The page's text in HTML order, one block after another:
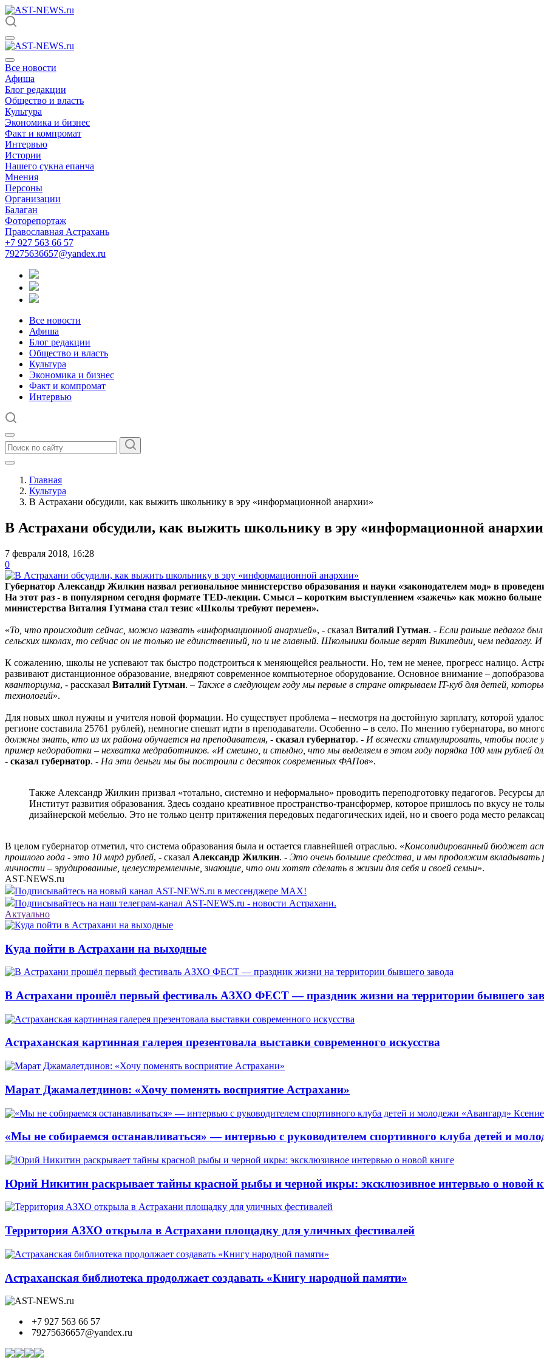
Все новости
Афиша
Блог редакции
Общество и власть
Культура
Экономика и бизнес
Факт и компромат
Интервью
Истории
Нашего сукна епанча
Мнения
Персоны
Организации
Балаган
Фоторепортаж
Православная Астрахань
+7 927 563 66 57
79275636657@yandex.ru
Все новости
Афиша
Блог редакции
Общество и власть
Культура
Экономика и бизнес
Факт и компромат
Интервью
Главная
Культура
В Астрахани обсудили, как выжить школьнику в эру «информационной анархии»
В Астрахани обсудили, как выжить школьнику в эру «информационной
7 февраля 2018, 16:28
0
Губернатор Александр Жилкин назвал региональное министерство образования и науки «законодателем мод» в
На этот раз - в популярном сегодня формате TED-лекции. Смысл – коротким выступлением «зажечь» как можно больше
министерства Виталия Гутмана стал тезис «Школы требуют перемен».
«То, что происходит сейчас, можно назвать «информационной анархией», - сказал Виталий Гутман. - Если раньше педагог
сельских школах, то сейчас он не только не единственный, но и не главный. Школьники больше верят Википедии, чем
К сожалению, школы не успевают так быстро подстроиться к меняющейся реальности. Но, тем не менее, прогресс налицо.
развивают дистанционное образование, внедряют современное компьютерное оборудование. Основное внимание –
кванториума, - рассказал Виталий Гутман. – Также в следующем году мы первые в стране открываем IT-куб для детей,
технологий».
Для новых школ нужны и учителя новой формации. Но существует проблема – несмотря на достойную зарплату, которой
регионе составила 25761 рублей), немногие спешат идти в преподаватели. Особенно – в село. По мнению губернатора, во
должны знать, кто из их района обучается на преподавателя, - сказал губернатор. - И всячески стимулировать, чтобы после
пример недоработки – нехватка медработников. «И смешно, и стыдно, что мы выделяем в этом году порядка 100 млн рублей
- сказал губернатор. - На эти деньги мы бы построили с десяток современных ФАПов».
Также Александр Жилкин призвал «тотально, системно и неформально» проводить переподготовку педагогов. Ресурсы
Институт развития образования. Здесь создано креативное пространство-трансформер, которое пришлось по вкусу не
дизайнерской мебелью. Это не только центр притяжения передовых педагогических идей, но и своего рода место
В целом губернатор отметил, что система образования была и остается главнейшей отраслью. «Консолидированный бюджет
прошлого года - это 10 млрд рублей, - сказал Александр Жилкин. - Это очень большие средства, и мы продолжим
личности – эрудированные, целеустремленные, знающие, что они хотят сделать в жизни для себя и своей семьи».
AST-NEWS.ru
Подписывайтесь на новый канал AST-NEWS.ru в мессенджере MAX!
Подписывайтесь на наш телеграм-канал AST-NEWS.ru - новости Астрахани.
Актуально
Куда пойти в Астрахани на выходные
В Астрахани прошёл первый фестиваль АЗХО ФЕСТ — праздник жизни на территории бывшего
Астраханская картинная галерея презентовала выставки современного искусства
Марат Джамалетдинов: «Хочу поменять восприятие Астрахани»
«Мы не собираемся останавливаться» — интервью с руководителем спортивного клуба детей и
Юрий Никитин раскрывает тайны красной рыбы и черной икры: эксклюзивное интервью о новой
Территория АЗХО открыла в Астрахани площадку для уличных фестивалей
Астраханская библиотека продолжает создавать «Книгу народной памяти»
+7 927 563 66 57
79275636657@yandex.ru